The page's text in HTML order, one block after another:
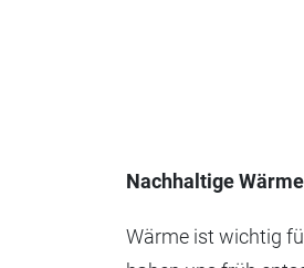
Nachhaltige Wärme
Wärme ist wichtig